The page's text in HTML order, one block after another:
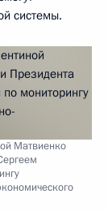
системы.
Матвиенко